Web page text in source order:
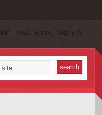
FACEBOOK TWITTER